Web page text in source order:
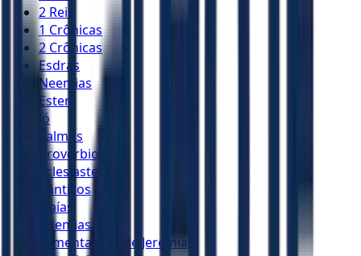
2 Reis
1 Crônicas
2 Crônicas
Esdras
Neemias
Ester
Jó
Salmos
Provérbios
Eclesiastes
Cânticos
Isaías
Jeremias
Lamentações de Jeremias